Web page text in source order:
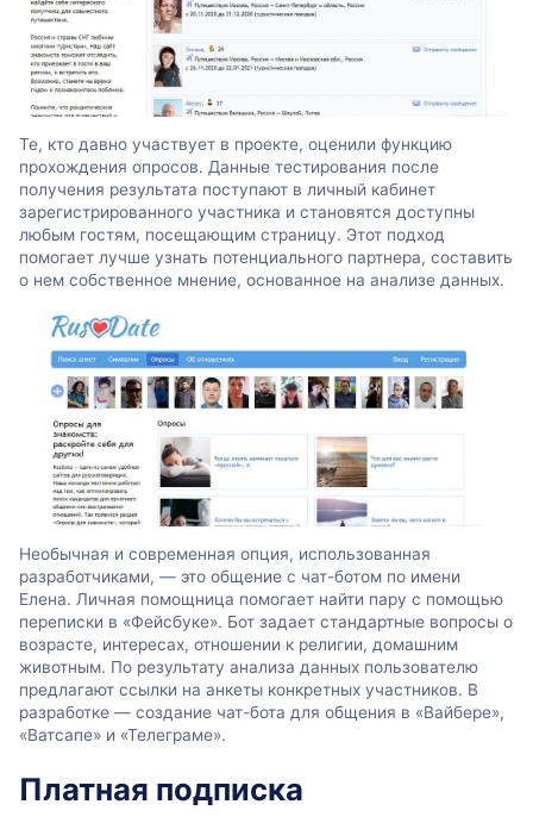
Те, кто давно участвует в проекте, оценили функцию
прохождения опросов. Данные тестирования после
получения результата поступают в личный кабинет
зарегистрированного участника и становятся доступны
любым гостям, посещающим страницу. Этот подход
помогает лучше узнать потенциального партнера, составить
о нем собственное мнение, основанное на анализе данных.
Необычная и современная опция, использованная
разработчиками, — это общение с чат-ботом по имени
Елена. Личная помощница помогает найти пару с помощью
переписки в «Фейсбуке». Бот задает стандартные вопросы о
возрасте, интересах, отношении к религии, домашним
животным. По результату анализа данных пользователю
предлагают ссылки на анкеты конкретных участников. В
разработке — создание чат-бота для общения в «Вайбере»,
«Ватсапе» и «Телеграме».
Платная подписка